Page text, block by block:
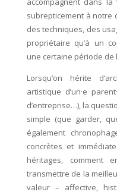
subrepticement à notre
des techniques, des
propriétaire qu’à un
une certaine période de
Lorsqu’on hérite
artistique d’un·e
d’entreprise…), la
simple (que garder,
également
concrètes et
héritages, comment
transmettre de la
valeur – affective,